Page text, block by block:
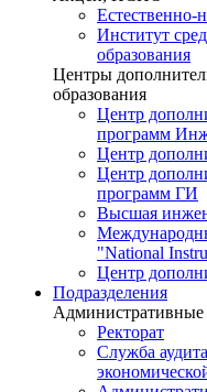
Естественно-
Институт
образования
Центры
образования
Центр
программ
Центр
Центр
программ ГИ
Высшая
"National
Центр
Подразделения
Административные
Ректорат
Служба